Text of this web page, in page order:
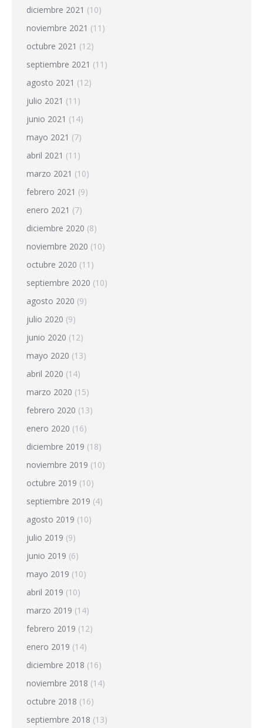
diciembre 2021 (10)
noviembre 2021 (11)
octubre 2021 (12)
septiembre 2021 (11)
agosto 2021 (12)
julio 2021 (11)
junio 2021 (14)
mayo 2021 (7)
abril 2021 (11)
marzo 2021 (10)
febrero 2021 (9)
enero 2021 (7)
diciembre 2020 (8)
noviembre 2020 (10)
octubre 2020 (11)
septiembre 2020 (10)
agosto 2020 (9)
julio 2020 (9)
junio 2020 (12)
mayo 2020 (13)
abril 2020 (14)
marzo 2020 (15)
febrero 2020 (13)
enero 2020 (16)
diciembre 2019 (18)
noviembre 2019 (10)
octubre 2019 (10)
septiembre 2019 (4)
agosto 2019 (10)
julio 2019 (9)
junio 2019 (6)
mayo 2019 (10)
abril 2019 (10)
marzo 2019 (14)
febrero 2019 (12)
enero 2019 (14)
diciembre 2018 (16)
noviembre 2018 (14)
octubre 2018 (16)
septiembre 2018 (13)